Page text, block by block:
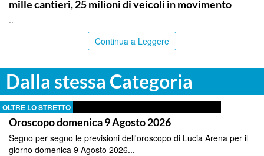
mille cantieri, 25 milioni di veicoli in movimento
..
Continua a Leggere
Dalla stessa Categoria
OLTRE LO STRETTO
Oroscopo domenica 9 Agosto 2026
Segno per segno le previsioni dell'oroscopo di Lucia Arena per il
giorno domenica 9 Agosto 2026...